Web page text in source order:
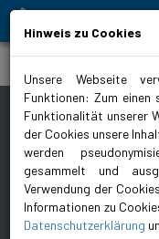
SCHNELL-ZUGRIFF
Presse/Bilddaten
AGB
Whistleblower
Hinweis zu Cookies
Unsere Webseite
Funktionen: Zum
Funktionalität unserer
der Cookies unsere
werden
gesammelt und
Verwendung der
Informationen zu
Datenschutzerklärung